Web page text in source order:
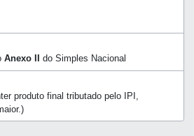
Anexo II do Simples Nacional
produto final tributado pelo IPI,